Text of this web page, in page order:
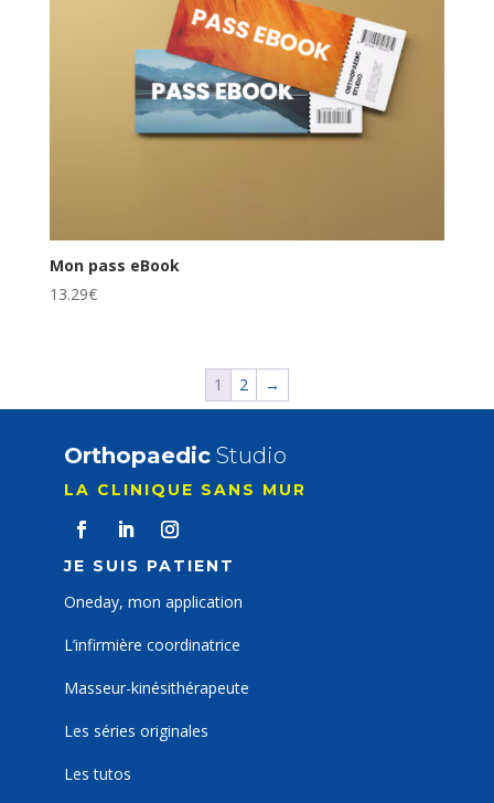
Mon pass eBook
13.29€
1 2 →
Orthopaedic Studio
LA CLINIQUE SANS MUR
JE SUIS PATIENT
Oneday, mon application
L’infirmière coordinatrice
Masseur-kinésithérapeute
Les séries originales
Les tutos